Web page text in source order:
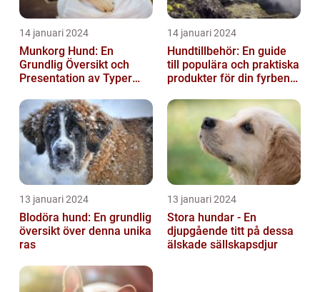
14 januari 2024
Munkorg Hund: En
Grundlig Översikt och
Presentation av Typer
14 januari 2024
Hundtillbehör: En guide
till populära och praktiska
produkter för din fyrbenta
13 januari 2024
Blodöra hund: En grundlig
översikt över denna unika
ras
13 januari 2024
Stora hundar - En
djupgående titt på dessa
älskade sällskapsdjur